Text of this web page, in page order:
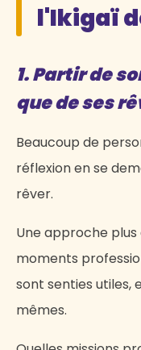
l'Ikigaï
1. Partir de
que de ses
Beaucoup de
réflexion en se
rêver.
Une approche
moments
sont senties utiles,
mêmes.